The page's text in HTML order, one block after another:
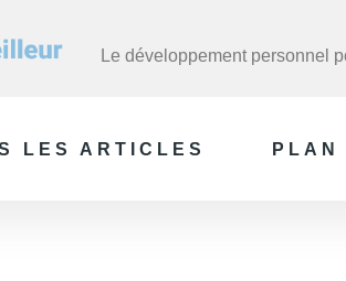
Le développement personnel
LES ARTICLES PLAN